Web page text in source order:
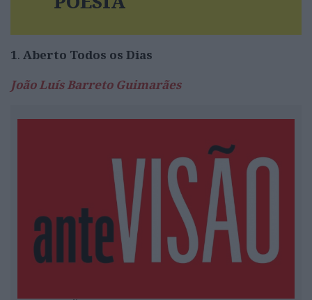
1. Aberto Todos os Dias
João Luís Barreto Guimarães